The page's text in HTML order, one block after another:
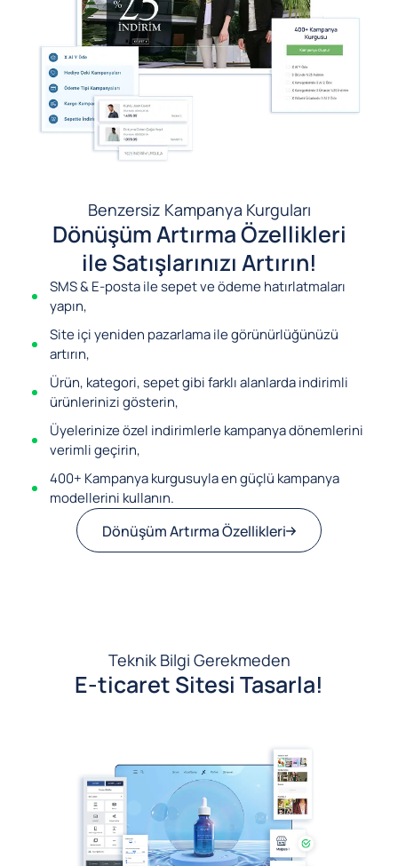
Benzersiz Kampanya Kurguları
Dönüşüm Artırma Özellikleri
ile Satışlarınızı Artırın!
SMS & E-posta ile sepet ve ödeme hatırlatmaları
yapın,
Site içi yeniden pazarlama ile görünürlüğünüzü
artırın,
Ürün, kategori, sepet gibi farklı alanlarda indirimli
ürünlerinizi gösterin,
Üyelerinize özel indirimlerle kampanya dönemlerini
verimli geçirin,
400+ Kampanya kurgusuyla en güçlü kampanya
modellerini kullanın.
Dönüşüm Artırma Özellikleri
Teknik Bilgi Gerekmeden
E-ticaret Sitesi Tasarla!